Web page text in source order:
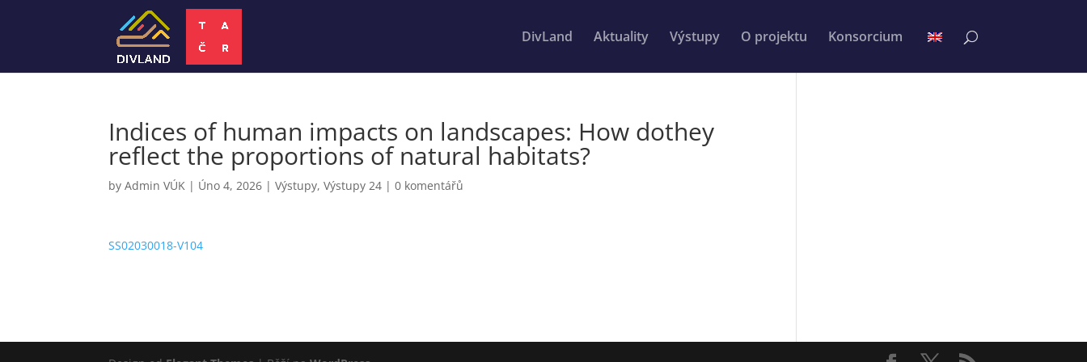
DivLand Aktuality Výstupy O projektu Konsorcium
Indices of human impacts on landscapes: How dothey
reflect the proportions of natural habitats?
byAdmin VÚK | Úno 4, 2026 |Výstupy,Výstupy 24 |0 komentářů
SS02030018-V104